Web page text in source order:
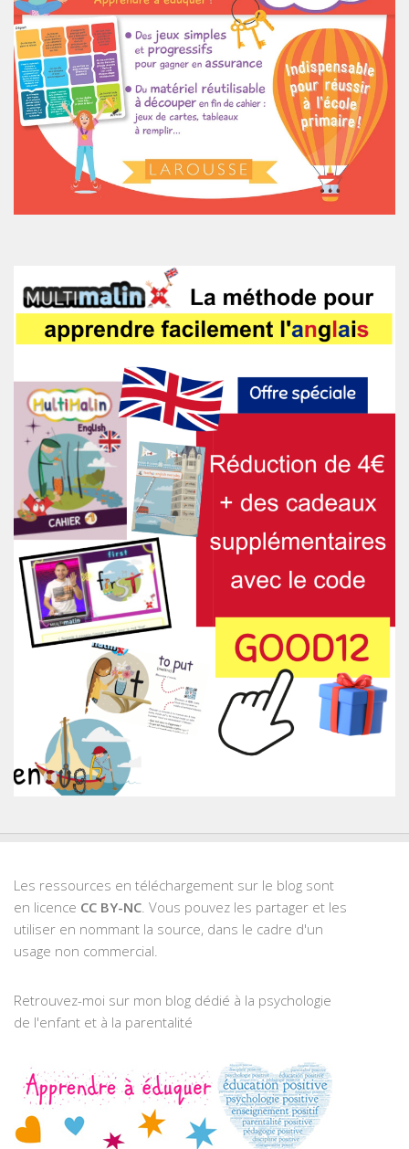
Les ressources en téléchargement sur le blog sont
en licence CC BY-NC. Vous pouvez les partager et les
utiliser en nommant la source, dans le cadre d'un
usage non commercial.
Retrouvez-moi sur mon blog dédié à la psychologie
de l'enfant et à la parentalité